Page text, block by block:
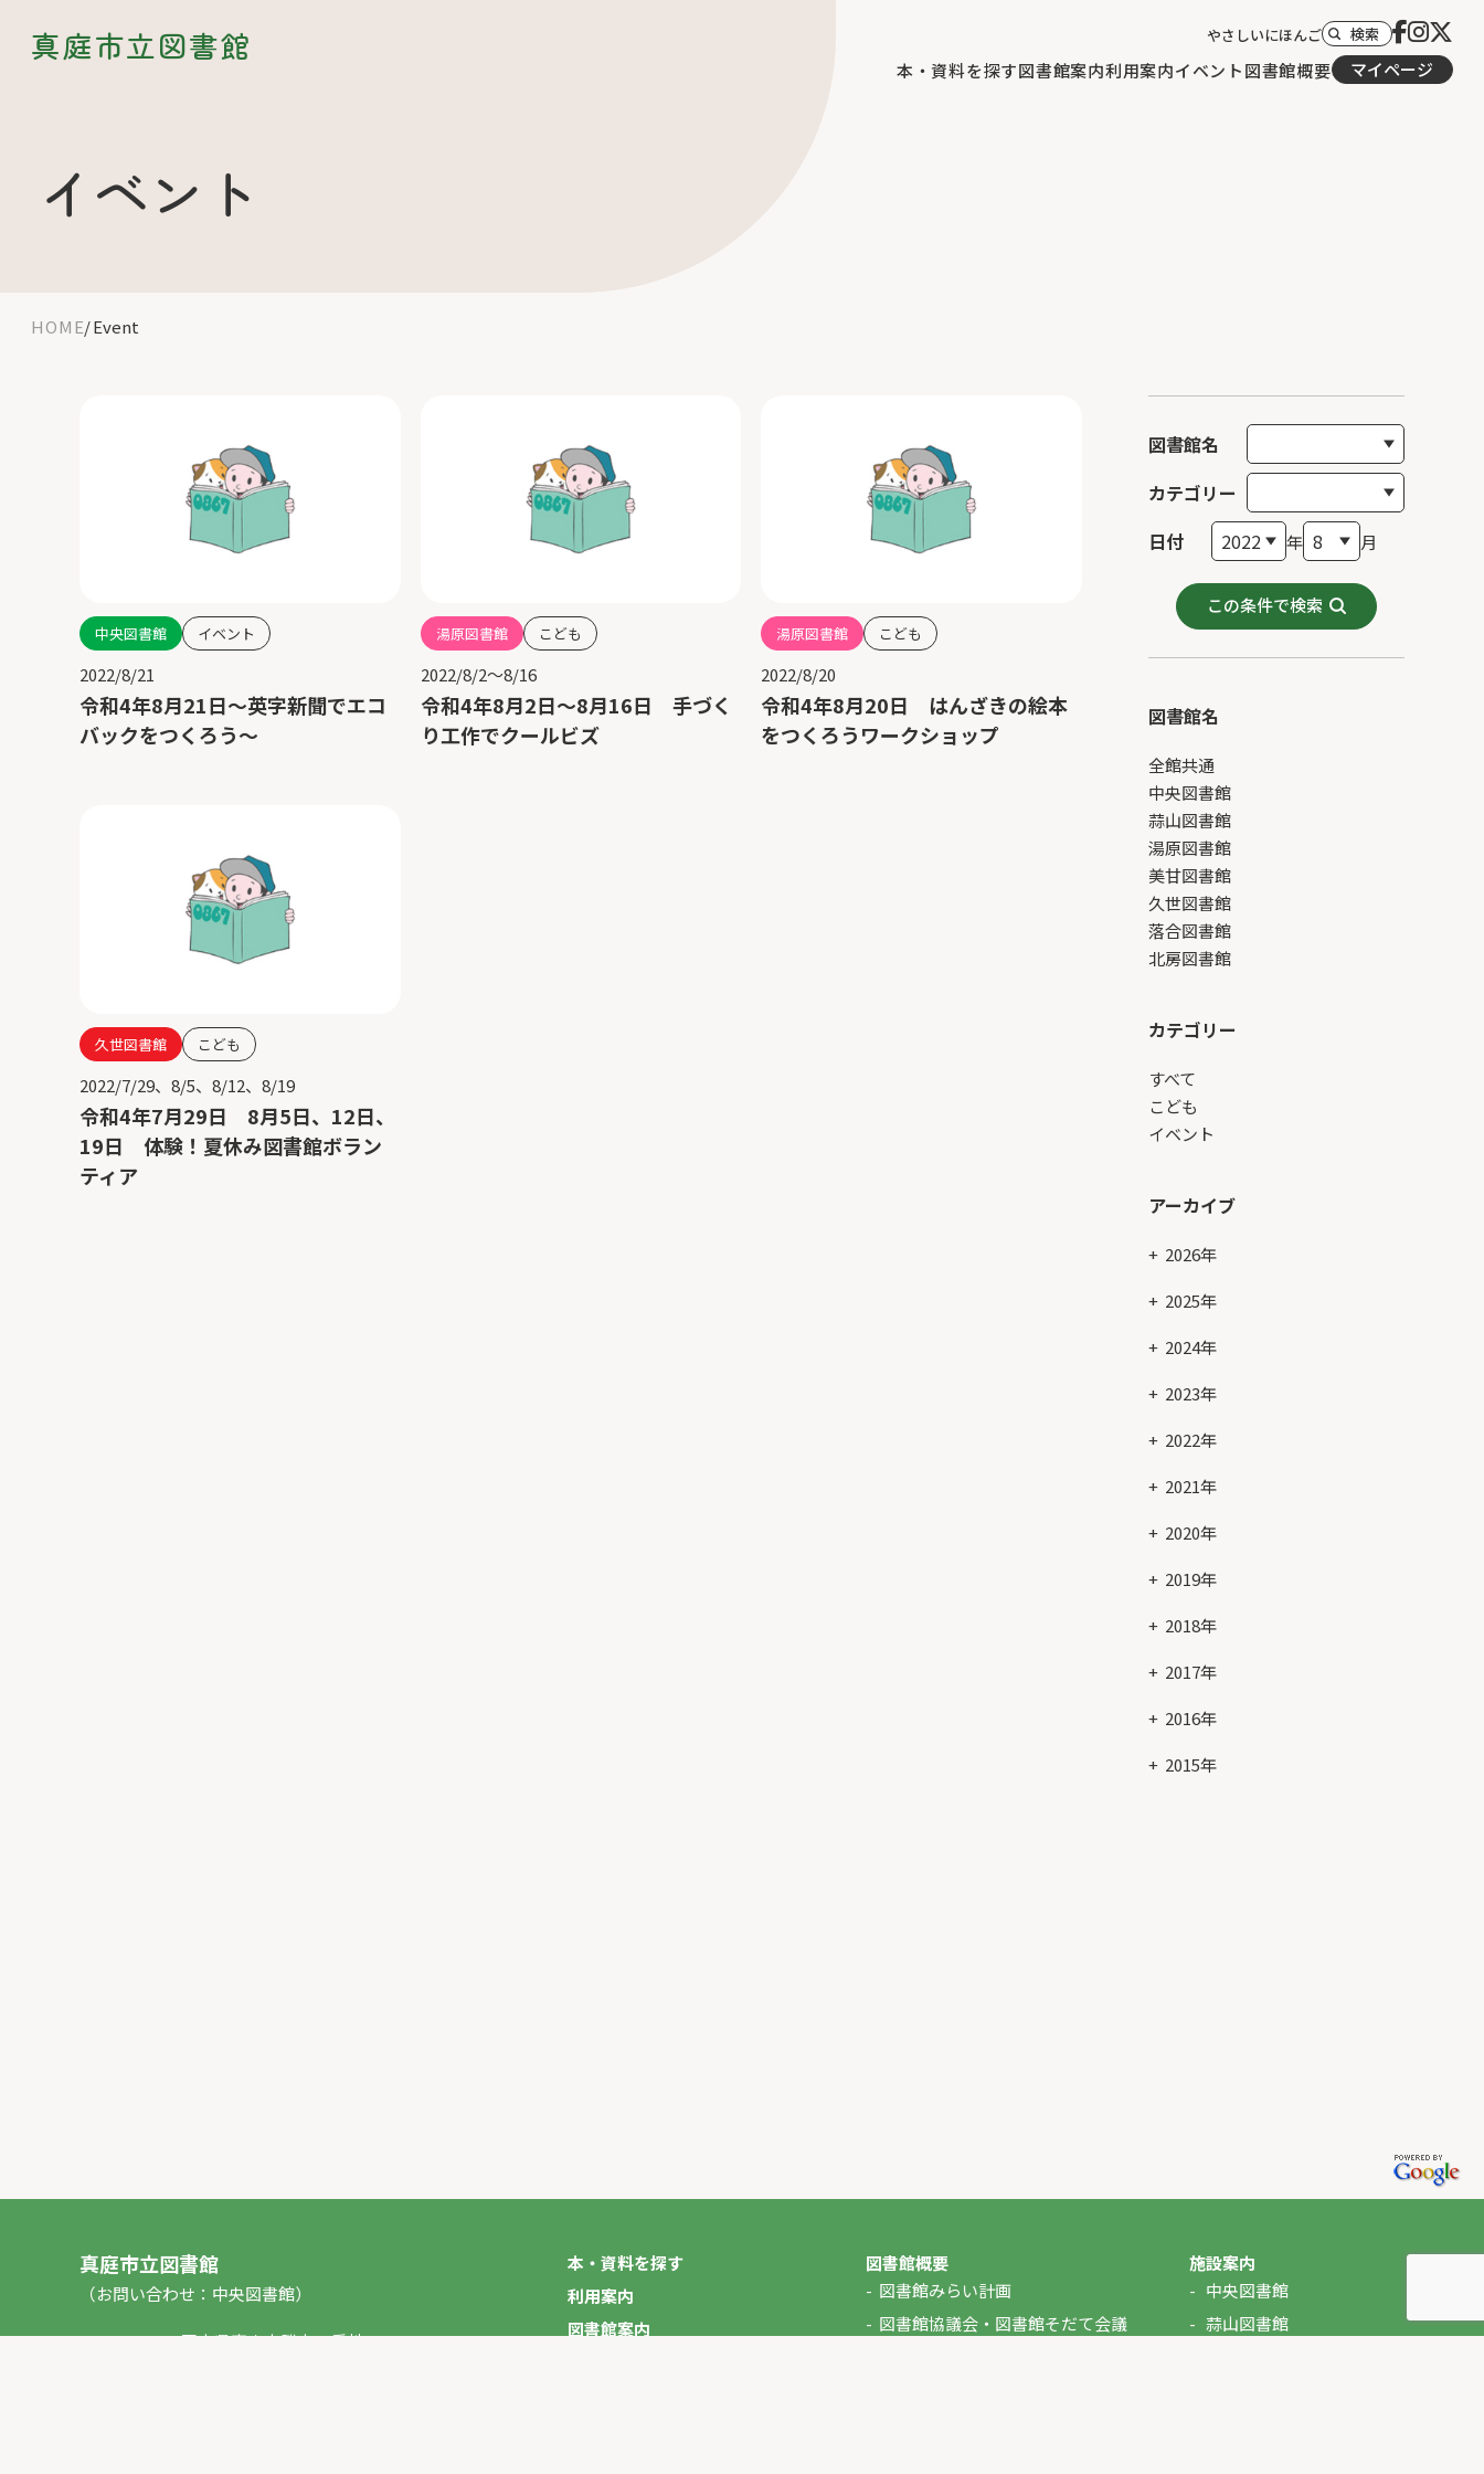
真庭市立図書館
本・資料を探す図書館案内利用案内イベント図書館概要 マイページ
やさしいにほんご 検索
イベント
HOME Event
図書館名
カテゴリー
日付
年 月
この条件で検索
図書館名
全館共通
中央図書館
蒜山図書館
湯原図書館
美甘図書館
久世図書館
落合図書館
北房図書館
カテゴリー
すべて
こども
イベント
アーカイブ
2026年
2025年
2024年
2023年
2022年
2021年
2020年
2019年
2018年
2017年
2016年
2015年
中央図書館 イベント
2022/8/21
令和4年8月21日～英字新聞でエコ
バックをつくろう～
湯原図書館 こども
2022/8/2～8/16
令和4年8月2日～8月16日 手づく
り工作でクールビズ
湯原図書館 こども
2022/8/20
令和4年8月20日 はんざきの絵本
をつくろうワークショップ
久世図書館 こども
2022/7/29、8/5、8/12、8/19
令和4年7月29日 8月5日、12日、
19日 体験！夏休み図書館ボラン
ティア
真庭市立図書館
（お問い合わせ：中央図書館）
〒717-0013 岡山県真庭市勝山53番地1
本・資料を探す
利用案内
図書館案内
図書館概要
図書館みらい計画
図書館協議会・図書館そだて会議
施設案内
中央図書館
蒜山図書館